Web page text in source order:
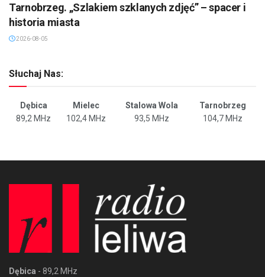
Tarnobrzeg. „Szlakiem szklanych zdjęć” – spacer i
historia miasta
2026-08-05
Słuchaj Nas:
Dębica Mielec Stalowa Wola
Tarnobrzeg
89,2 MHz
102,4 MHz 93,5 MHz 104,7 MHz
Dębica - 89,2 MHz